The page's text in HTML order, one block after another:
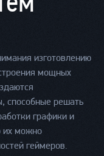
изготовлению
мощных
способные решать
графики и
их можно
геймеров.